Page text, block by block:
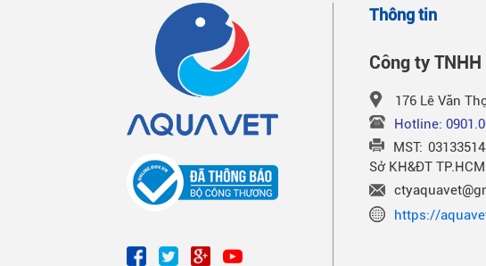
Thông tin
Công ty TNHH
176 Lê Văn
Hotline:
MST:
Sở KH&ĐT TP.HCM
https://